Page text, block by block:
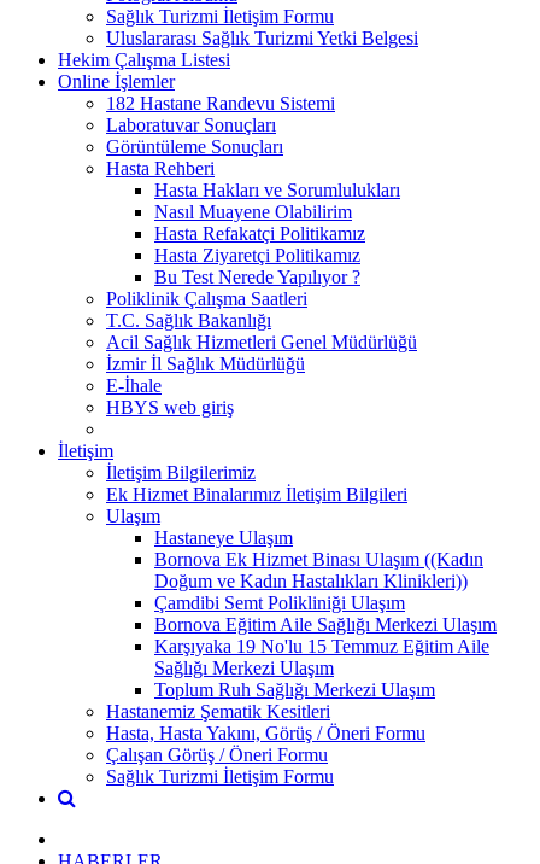
Sağlık Turizmi İletişim Formu
Uluslararası Sağlık Turizmi Yetki Belgesi
Hekim Çalışma Listesi
Online İşlemler
182 Hastane Randevu Sistemi
Laboratuvar Sonuçları
Görüntüleme Sonuçları
Hasta Rehberi
Hasta Hakları ve Sorumlulukları
Nasıl Muayene Olabilirim
Hasta Refakatçi Politikamız
Hasta Ziyaretçi Politikamız
Bu Test Nerede Yapılıyor ?
Poliklinik Çalışma Saatleri
T.C. Sağlık Bakanlığı
Acil Sağlık Hizmetleri Genel Müdürlüğü
İzmir İl Sağlık Müdürlüğü
E-İhale
HBYS web giriş
İletişim
İletişim Bilgilerimiz
Ek Hizmet Binalarımız İletişim Bilgileri
Ulaşım
Hastaneye Ulaşım
Bornova Ek Hizmet Binası Ulaşım ((Kadın
Doğum ve Kadın Hastalıkları Klinikleri))
Çamdibi Semt Polikliniği Ulaşım
Bornova Eğitim Aile Sağlığı Merkezi Ulaşım
Karşıyaka 19 No'lu 15 Temmuz Eğitim Aile
Sağlığı Merkezi Ulaşım
Toplum Ruh Sağlığı Merkezi Ulaşım
Hastanemiz Şematik Kesitleri
Hasta, Hasta Yakını, Görüş / Öneri Formu
Çalışan Görüş / Öneri Formu
Sağlık Turizmi İletişim Formu